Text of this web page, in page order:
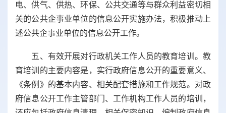
电、供气、供热、环保、公共交通等与群众利益密切相
关的公共企事业单位的信息公开实施办法，积极推动上
述公共企事业单位的信息公开工作。
五、有效开展对行政机关工作人员的教育培训。教
育培训的主要内容是，实行政府信息公开的重要意义、
《条例》的基本内容、相关配套措施和工作规范。对政
府信息公开工作主管部门、工作机构工作人员的培训，